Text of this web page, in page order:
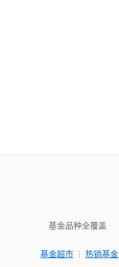
基金品种全覆盖
基金超市 | 热销基金